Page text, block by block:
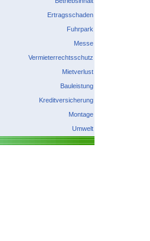
Ertragsschaden
Fuhrpark
Messe
Vermieterrechtsschutz
Mietverlust
Bauleistung
Kreditversicherung
Montage
Umwelt